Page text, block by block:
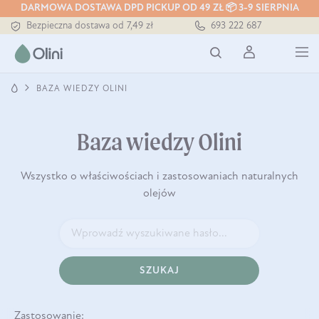
DARMOWA DOSTAWA DPD PICKUP OD 49 ZŁ 📦 3-9 SIERPNIA
Bezpieczna dostawa od 7,49 zł
Darmowa dostawa od 199 zł
Tłoczony zawsze na zimno
693 222 687
BAZA WIEDZY OLINI
Baza wiedzy Olini
Wszystko o właściwościach i zastosowaniach naturalnych
olejów
SZUKAJ
Zastosowanie: